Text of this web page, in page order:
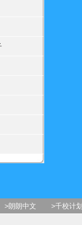
>朗朗中文 >千校计划